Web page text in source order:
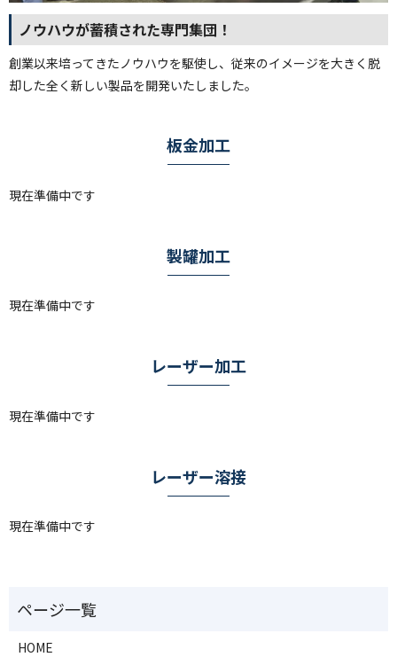
ノウハウが蓄積された専門集団！
創業以来培ってきたノウハウを駆使し、従来のイメージを大きく脱
却した全く新しい製品を開発いたしました。
板金加工
現在準備中です
製罐加工
現在準備中です
レーザー加工
現在準備中です
レーザー溶接
現在準備中です
HOME